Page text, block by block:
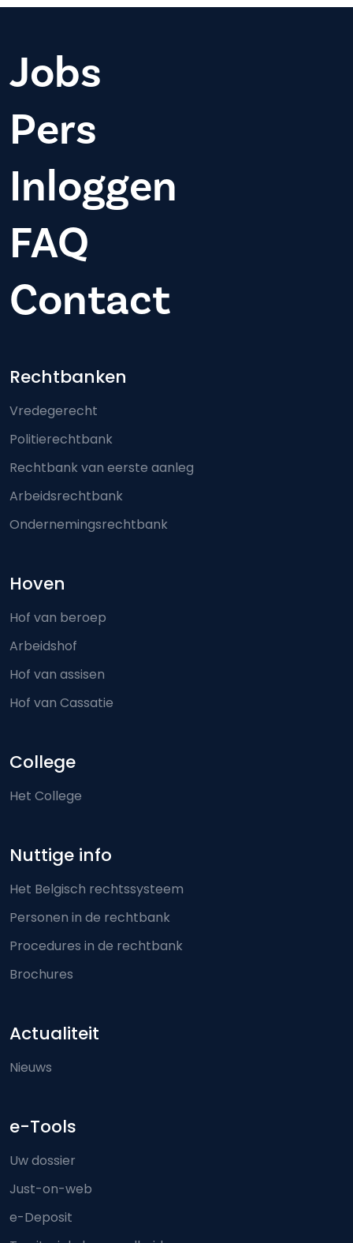
Jobs
Pers
Inloggen
FAQ
Contact
Footer-menu
Rechtbanken
Vredegerecht
Politierechtbank
Rechtbank van eerste aanleg
Arbeidsrechtbank
Ondernemingsrechtbank
Hoven
Hof van beroep
Arbeidshof
Hof van assisen
Hof van Cassatie
College
Het College
Nuttige info
Het Belgisch rechtssysteem
Personen in de rechtbank
Procedures in de rechtbank
Brochures
Actualiteit
Nieuws
e-Tools
Uw dossier
Just-on-web
e-Deposit